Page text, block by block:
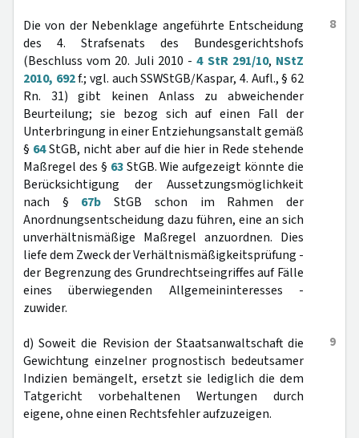
8
Die von der Nebenklage angeführte Entscheidung
des 4. Strafsenats des Bundesgerichtshofs
(Beschluss vom 20. Juli 2010 -4 StR 291/10, NStZ
2010, 692f.; vgl. auch SSWStGB/Kaspar, 4. Aufl., § 62
Rn. 31) gibt keinen Anlass zu abweichender
Beurteilung; sie bezog sich auf einen Fall der
Unterbringung in einer Entziehungsanstalt gemäß
§ 64StGB, nicht aber auf die hier in Rede stehende
Maßregel des § 63StGB. Wie aufgezeigt könnte die
Berücksichtigung der Aussetzungsmöglichkeit
nach § 67b StGB schon im Rahmen der
Anordnungsentscheidung dazu führen, eine an sich
unverhältnismäßige Maßregel anzuordnen. Dies
liefe dem Zweck der Verhältnismäßigkeitsprüfung -
der Begrenzung des Grundrechtseingriffes auf Fälle
eines überwiegenden Allgemeininteresses -
zuwider.
9
d) Soweit die Revision der Staatsanwaltschaft die
Gewichtung einzelner prognostisch bedeutsamer
Indizien bemängelt, ersetzt sie lediglich die dem
Tatgericht vorbehaltenen Wertungen durch
eigene, ohne einen Rechtsfehler aufzuzeigen.